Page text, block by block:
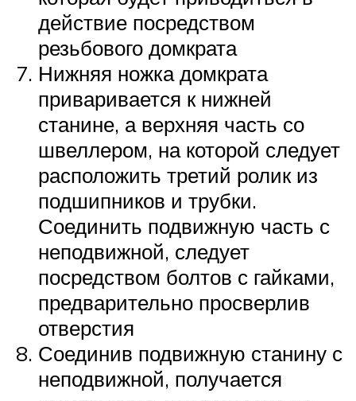
действие посредством
резьбового домкрата
Нижняя ножка домкрата
приваривается к нижней
станине, а верхняя часть со
швеллером, на которой следует
расположить третий ролик из
подшипников и трубки.
Соединить подвижную часть с
неподвижной, следует
посредством болтов с гайками,
предварительно просверлив
отверстия
Соединив подвижную станину с
неподвижной, получается